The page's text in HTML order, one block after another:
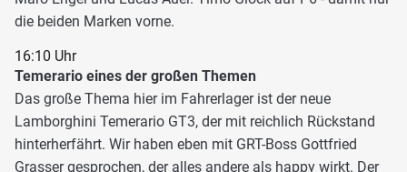
die beiden Marken vorne.
16:10 Uhr
Temerario eines der großen Themen
Das große Thema hier im Fahrerlager ist der neue
Lamborghini Temerario GT3, der mit reichlich Rückstand
hinterherfährt. Wir haben eben mit GRT-Boss Gottfried
Grasser gesprochen, der alles andere als happy wirkt. Der